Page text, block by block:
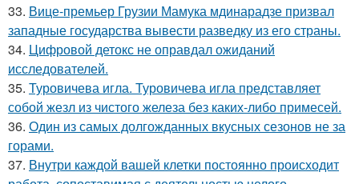
33. Вице-премьер Грузии Мамука мдинарадзе призвал
западные государства вывести разведку из его страны.
34. Цифровой детокс не оправдал ожиданий
исследователей.
35. Туровичева игла. Туровичева игла представляет
собой жезл из чистого железа без каких-либо примесей.
36. Один из самых долгожданных вкусных сезонов не за
горами.
37. Внутри каждой вашей клетки постоянно происходит